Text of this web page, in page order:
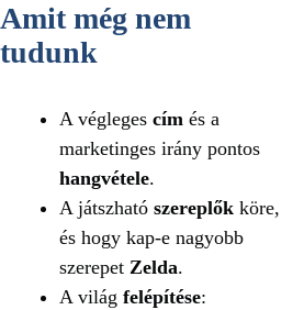
Amit még nem
tudunk
A végleges cím és a
marketinges irány pontos
hangvétele.
A játszható szereplők köre,
és hogy kap-e nagyobb
szerepet Zelda.
A világ felépítése: